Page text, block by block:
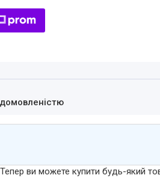
Тепер ви можете купити будь-який